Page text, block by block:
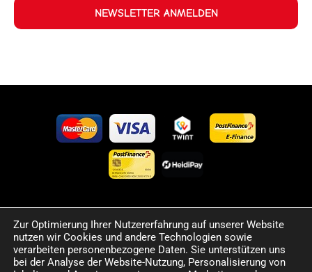
NEWSLETTER ANMELDEN
©2024 Happy Sport. Alle auf dieser Website angegebenen
Preise und Informationen sind unverbindlich und können
Fehler sowie Irrtümer enthalten. Wir behalten uns das Recht
vor, jederzeit Änderungen vorzunehmen. Für die Richtigkeit
Zur Optimierung Ihrer Nutzererfahrung auf unserer Website
nutzen wir Cookies und andere Technologien sowie
verarbeiten personenbezogene Daten. Sie unterstützen uns
bei der Analyse der Website-Nutzung, Personalisierung von